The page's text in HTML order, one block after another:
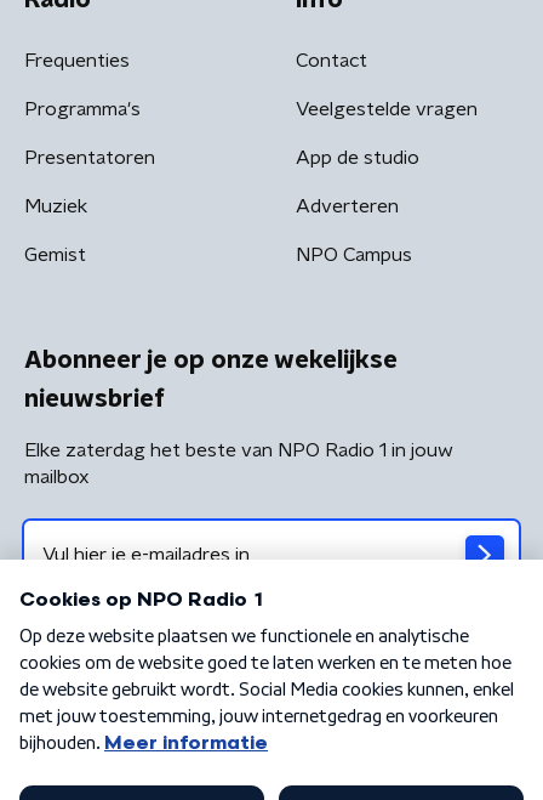
Frequenties
Programma's
Presentatoren
Muziek
Gemist
Contact
Veelgestelde vragen
App de studio
Adverteren
NPO Campus
Abonneer je op onze wekelijkse
nieuwsbrief
Elke zaterdag het beste van NPO Radio 1 in jouw
mailbox
Algemene voorwaarden